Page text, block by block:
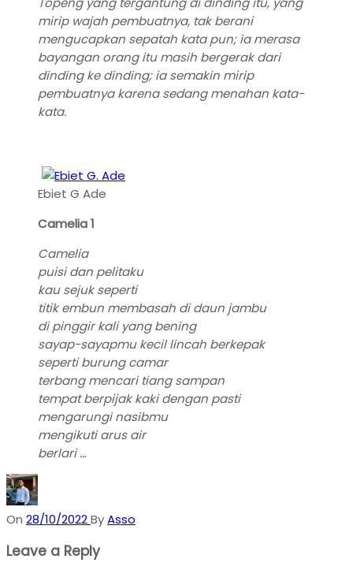
mirip wajah pembuatnya, tak berani
mengucapkan sepatah kata pun; ia merasa
bayangan orang itu masih bergerak dari
dinding ke dinding; ia semakin mirip
pembuatnya karena sedang menahan kata-
kata.
Ebiet G Ade
Camelia 1
Camelia
puisi dan pelitaku
kau sejuk seperti
titik embun membasah di daun jambu
di pinggir kali yang bening
sayap-sayapmu kecil lincah berkepak
seperti burung camar
terbang mencari tiang sampan
tempat berpijak kaki dengan pasti
mengarungi nasibmu
mengikuti arus air
berlari …
On 28/10/2022ByAsso
Leave a Reply